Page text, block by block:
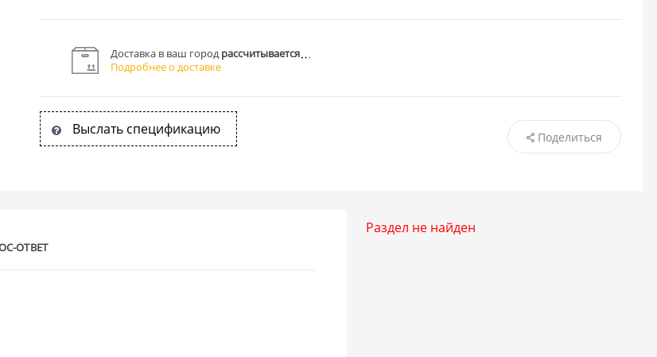
Доставка в ваш городрассчитывается
Подробнее о доставке
Выслать спецификацию Поделиться
ОТВЕТ
Раздел не найден